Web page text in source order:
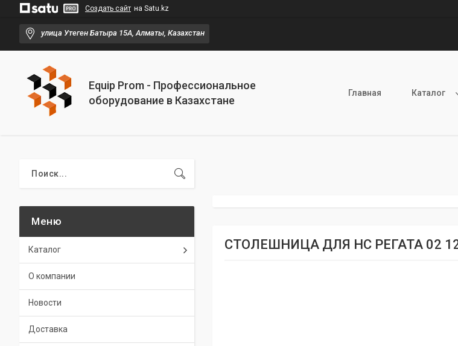
Создать сайт на Satu.kz
улица Утеген Батыра 15А, Алматы, Казахстан
Equip Prom - Профессиональное
оборудование в Казахстане
Главная Каталог
СТОЛЕШНИЦА ДЛЯ НС РЕГАТА 02
Каталог
О компании
Новости
Доставка